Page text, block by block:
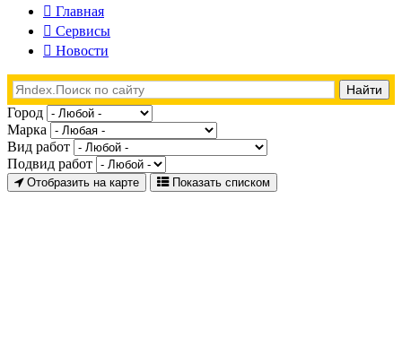
Главная
Сервисы
Новости
Город
Марка
Вид работ
Подвид работ
Отобразить на карте Показать списком